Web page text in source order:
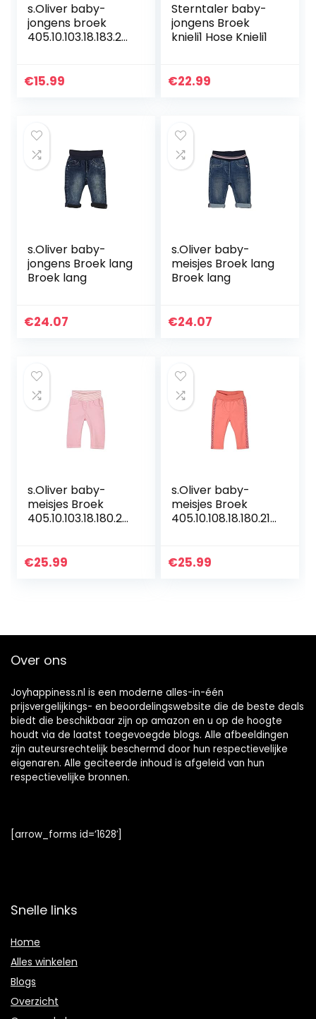
s.Oliver baby-
jongens broek
405.10.103.18.183.20
€15.99
Sterntaler baby-
jongens Broek
knieli1 Hose Knieli1
€22.99
s.Oliver baby-
jongens Broek lang
Broek lang
€24.07
s.Oliver baby-
meisjes Broek lang
Broek lang
€24.07
s.Oliver baby-
meisjes Broek
405.10.103.18.180.20
€25.99
s.Oliver baby-
meisjes Broek
405.10.108.18.180.210
€25.99
Over ons
Joyhappiness.nl is een moderne alles-in-één
prijsvergelijkings- en beoordelingswebsite die de beste deals
biedt die beschikbaar zijn op amazon en u op de hoogte
houdt via de laatst toegevoegde blogs. Alle afbeeldingen
zijn auteursrechtelijk beschermd door hun respectievelijke
eigenaren. Alle geciteerde inhoud is afgeleid van hun
respectievelijke bronnen.
[arrow_forms id=’1628′]
Snelle links
Home
Alles winkelen
Blogs
Overzicht